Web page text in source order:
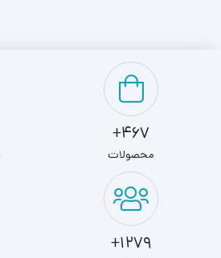
467+
محصولات
1279+